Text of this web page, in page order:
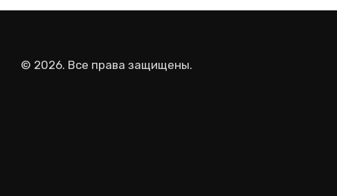
© 2026. Все права защищены.